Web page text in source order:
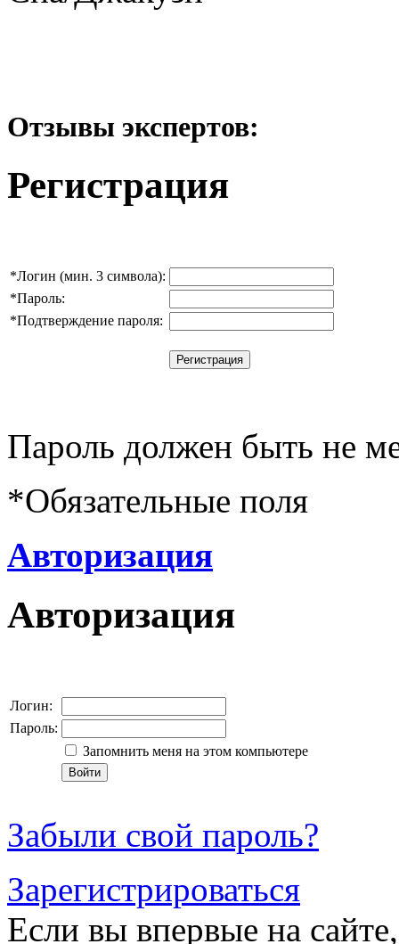
Отзывы экспертов:
Регистрация
*Логин (мин. 3 символа):
*Пароль:
*Подтверждение пароля:
Пароль должен быть не
*Обязательные поля
Авторизация
Авторизация
Логин:
Пароль:
Запомнить меня на этом компьютере
Забыли свой пароль?
Зарегистрироваться
Если вы впервые на